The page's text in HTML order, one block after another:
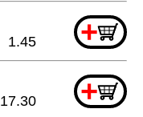
+
1.45
+
17.30